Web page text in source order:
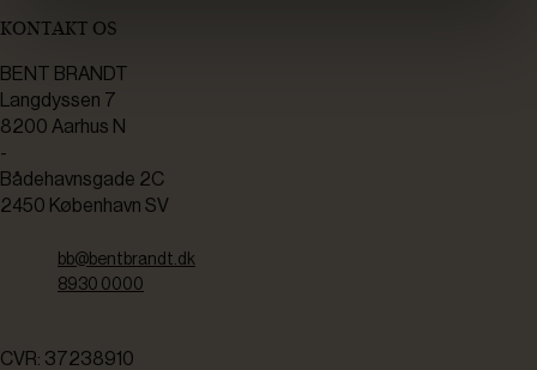
KONTAKT OS
BENT BRANDT
Langdyssen 7
8200 Aarhus N
-
Bådehavnsgade 2C
2450 København SV
bb@bentbrandt.dk
8930 0000
CVR: 37238910